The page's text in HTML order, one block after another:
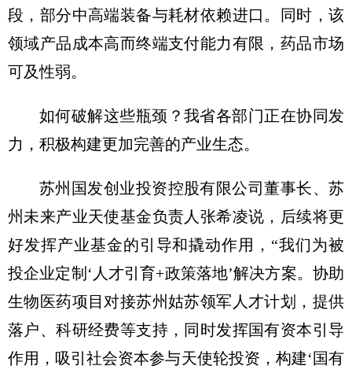
段，部分中高端装备与耗材依赖进口。同时，该
领域产品成本高而终端支付能力有限，药品市场
可及性弱。
如何破解这些瓶颈？我省各部门正在协同发
力，积极构建更加完善的产业生态。
苏州国发创业投资控股有限公司董事长、苏
州未来产业天使基金负责人张希凌说，后续将更
好发挥产业基金的引导和撬动作用，“我们为被
投企业定制‘人才引育+政策落地’解决方案。协助
生物医药项目对接苏州姑苏领军人才计划，提供
落户、科研经费等支持，同时发挥国有资本引导
作用，吸引社会资本参与天使轮投资，构建‘国有